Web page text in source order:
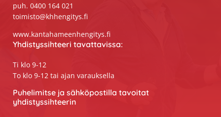
puh. 0400 164 021
toimisto@khhengitys.fi
www.kantahameenhengitys.fi
Yhdistyssihteeri tavattavissa:
Ti klo 9-12
To klo 9-12 tai ajan varauksella
Puhelimitse ja sähköpostilla tavoitat
yhdistyssihteerin